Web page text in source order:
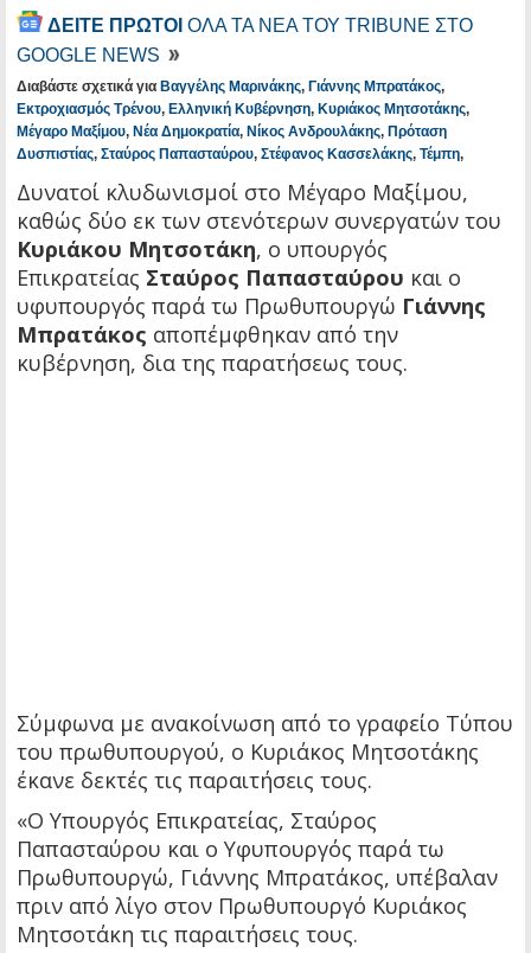
ΔΕΙΤΕ ΠΡΩΤΟΙ ΟΛΑ ΤΑ ΝΕΑ ΤΟΥ TRIBUNE ΣΤΟ
GOOGLE NEWS
Διαβάστε σχετικά για Βαγγέλης Μαρινάκης, Γιάννης Μπρατάκος,
Εκτροχιασμός Τρένου, Ελληνική Κυβέρνηση, Κυριάκος Μητσοτάκης,
Μέγαρο Μαξίμου, Νέα Δημοκρατία, Νίκος Ανδρουλάκης, Πρόταση
Δυσπιστίας, Σταύρος Παπασταύρου, Στέφανος Κασσελάκης, Τέμπη,
Δυνατοί κλυδωνισμοί στο Μέγαρο Μαξίμου,
καθώς δύο εκ των στενότερων συνεργατών του
Κυριάκου Μητσοτάκη, ο υπουργός
Επικρατείας Σταύρος Παπασταύρου και ο
υφυπουργός παρά τω Πρωθυπουργώ Γιάννης
Μπρατάκος αποπέμφθηκαν από την
κυβέρνηση, δια της παρατήσεως τους.
Σύμφωνα με ανακοίνωση από το γραφείο Τύπου
του πρωθυπουργού, ο Κυριάκος Μητσοτάκης
έκανε δεκτές τις παραιτήσεις τους.
«Ο Υπουργός Επικρατείας, Σταύρος
Παπασταύρου και ο Υφυπουργός παρά τω
Πρωθυπουργώ, Γιάννης Μπρατάκος, υπέβαλαν
πριν από λίγο στον Πρωθυπουργό Κυριάκος
Μητσοτάκη τις παραιτήσεις τους.